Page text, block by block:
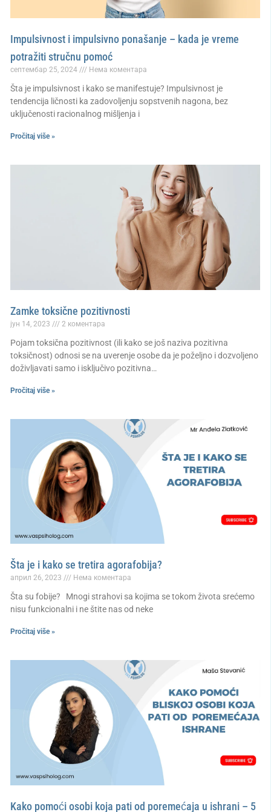
Impulsivnost i impulsivno ponašanje – kada je vreme
potražiti stručnu pomoć
септембар 25, 2024 Нема коментара
Šta je impulsivnost i kako se manifestuje? Impulsivnost je
tendencija ličnosti ka zadovoljenju sopstvenih nagona, bez
uključenosti racionalnog mišljenja i
Pročitaj više »
Zamke toksične pozitivnosti
јун 14, 2023 2 коментара
Pojam toksična pozitivnost (ili kako se još naziva pozitivna
toksičnost) odnosi se na uverenje osobe da je poželjno i dozvoljeno
doživljavati samo i isključivo pozitivna…
Pročitaj više »
Šta je i kako se tretira agorafobija?
април 26, 2023 Нема коментара
Šta su fobije? Mnogi strahovi sa kojima se tokom života srećemo
nisu funkcionalni i ne štite nas od neke
Pročitaj više »
Kako pomoći osobi koja pati od poremećaja u ishrani – 5